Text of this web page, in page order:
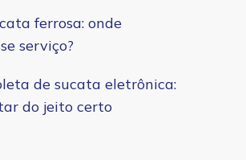
ferrosa: onde
serviço?
de sucata eletrônica:
do jeito certo